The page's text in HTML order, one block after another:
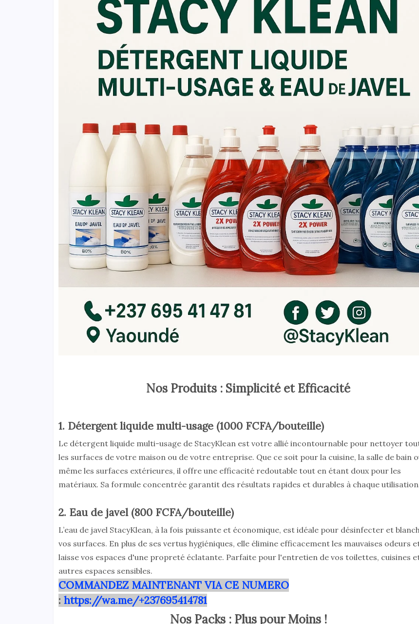
Nos Produits : Simplicité et Efficacité
1. Détergent liquide multi-usage (1000 FCFA/bouteille)
Le détergent liquide multi-usage de StacyKlean est votre allié incontournable pour nettoyer
les surfaces de votre maison ou de votre entreprise. Que ce soit pour la cuisine, la salle de bain
même les surfaces extérieures, il offre une efficacité redoutable tout en étant doux pour les
matériaux. Sa formule concentrée garantit des résultats rapides et durables à chaque
2. Eau de javel (800 FCFA/bouteille)
L’eau de javel StacyKlean, à la fois puissante et économique, est idéale pour désinfecter et
vos surfaces. En plus de ses vertus hygiéniques, elle élimine efficacement les mauvaises odeurs
laisse vos espaces d'une propreté éclatante. Parfaite pour l'entretien de vos toilettes, cuisines
autres espaces sensibles.
COMMANDEZ MAINTENANT VIA CE NUMERO
: https://wa.me/+237695414781
Nos Packs : Plus pour Moins !